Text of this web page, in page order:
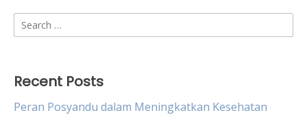
Search
for:
Recent Posts
Peran Posyandu dalam Meningkatkan Kesehatan